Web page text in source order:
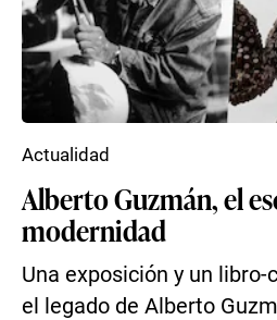
Alberto Guzmán, el
modernidad
Una exposición y un
el legado de Alberto
Actualidad